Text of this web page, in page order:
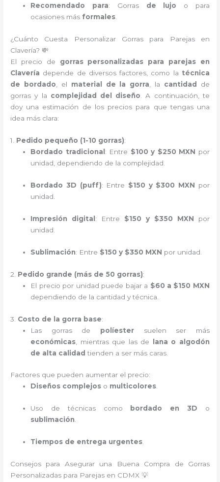
Recomendado para: Gorras de lujo o para
ocasiones más formales.
¿Cuánto Cuesta Personalizar Gorras para Parejas en
Clavería? 💸
El precio de gorras personalizadas para parejas en
Clavería depende de diversos factores, como la técnica
de bordado, el material de la gorra, la cantidad
de
gorras y la complejidad del diseño. A continuación, te
doy una estimación de los precios para que tengas una
idea más clara:
1. Pedido pequeño (1-10 gorras):
Bordado tradicional : Entre $100 y $250 MXN por
unidad, dependiendo de la complejidad.
Bordado 3D (puff): Entre $150 y $300 MXN por
unidad.
Impresión digital : Entre $150 y $350 MXN por
unidad.
Sublimación: Entre $150 y $350 MXN por unidad.
2. Pedido grande (más de 50 gorras):
El precio por unidad puede bajar a $60 a $150 MXN
dependiendo de la cantidad y técnica.
3. Costo de la gorra base:
Las gorras de políester suelen ser más
económicas , mientras que las de lana o algodón
de alta calidad tienden a ser más caras.
Factores que pueden aumentar el precio:
Diseños complejos o multicolores.
Uso de técnicas como bordado en 3D o
sublimación.
Tiempos de entrega urgentes
Consejos para Asegurar una Buena Compra de Gorras
Personalizadas para Parejas en CDMX 💡